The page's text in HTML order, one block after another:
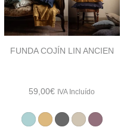
FUNDA COJÍN LIN ANCIEN
59,00€ IVA Incluído